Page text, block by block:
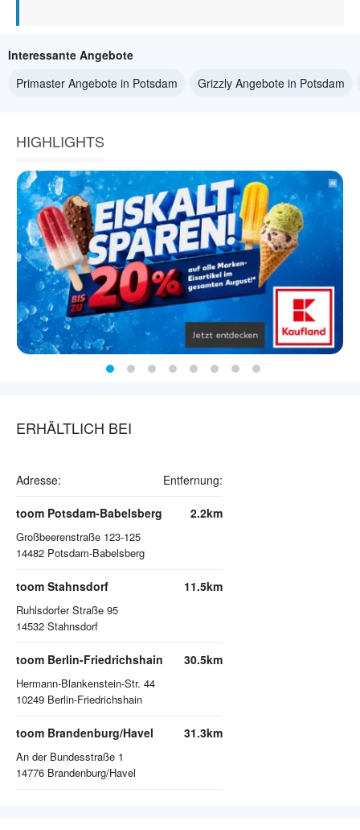
Interessante Angebote
Primaster Angebote in Potsdam
Grizzly Angebote in Potsdam
HIGHLIGHTS
ERHÄLTLICH BEI
Adresse: Entfernung:
toom Potsdam-Babelsberg
Großbeerenstraße 123-125
14482 Potsdam-Babelsberg
2.2km
toom Stahnsdorf
Ruhlsdorfer Straße 95
14532 Stahnsdorf
11.5km
toom Berlin-Friedrichshain
Hermann-Blankenstein-Str. 44
10249 Berlin-Friedrichshain
30.5km
toom Brandenburg/Havel
An der Bundesstraße 1
14776 Brandenburg/Havel
31.3km